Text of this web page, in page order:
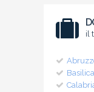
il